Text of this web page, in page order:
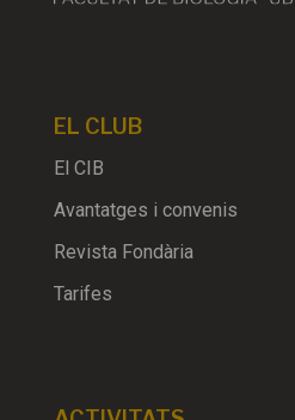
EL CLUB
El CIB
Avantatges i convenis
Revista Fondària
Tarifes